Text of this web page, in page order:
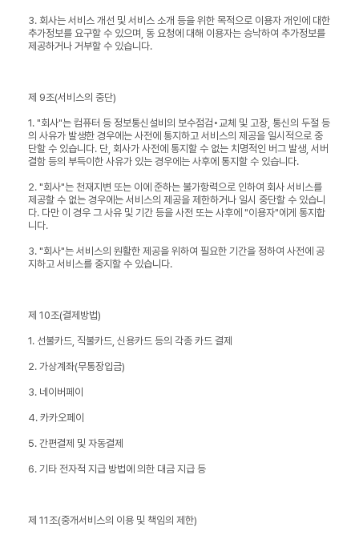
3. 회사는 서비스 개선 및 서비스 소개 등을 위한 목적으로 이용자 개인에 대한
추가정보를 요구할 수 있으며, 동 요청에 대해 이용자는 승낙하여 추가정보를
제공하거나 거부할 수 있습니다.
제 9조(서비스의 중단)
1. "회사"는 컴퓨터 등 정보통신설비의 보수점검•교체 및 고장, 통신의 두절 등
의 사유가 발생한 경우에는 사전에 통지하고 서비스의 제공을 일시적으로 중
단할 수 있습니다. 단, 회사가 사전에 통지할 수 없는 치명적인 버그 발생, 서버
결함 등의 부득이한 사유가 있는 경우에는 사후에 통지할 수 있습니다.
2. "회사"는 천재지변 또는 이에 준하는 불가항력으로 인하여 회사 서비스를
제공할 수 없는 경우에는 서비스의 제공을 제한하거나 일시 중단할 수 있습니
다. 다만 이 경우 그 사유 및 기간 등을 사전 또는 사후에 "이용자"에게 통지합
니다.
3. "회사"는 서비스의 원활한 제공을 위하여 필요한 기간을 정하여 사전에 공
지하고 서비스를 중지할 수 있습니다.
제 10조(결제방법)
1. 선불카드, 직불카드, 신용카드 등의 각종 카드 결제
2. 가상계좌(무통장입금)
3. 네이버페이
4. 카카오페이
5. 간편결제 및 자동결제
6. 기타 전자적 지급 방법에 의한 대금 지급 등
제 11조(중개서비스의 이용 및 책임의 제한)